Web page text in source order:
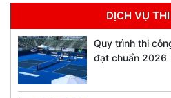
DỊCH VỤ
Quy trình thi
đạt chuẩn 2026